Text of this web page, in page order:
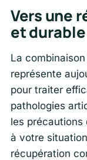
Vers une
et durable
La
représente
pour traiter
pathologies
les précautions
à votre
récupération